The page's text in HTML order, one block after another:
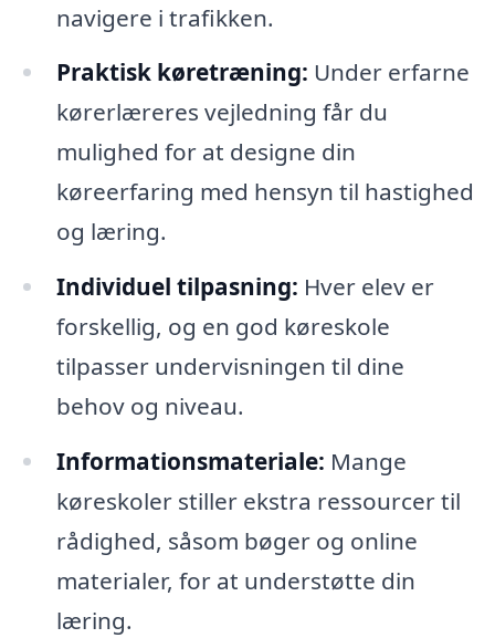
navigere i trafikken.
Praktisk køretræning: Under erfarne
kørerlæreres vejledning får du
mulighed for at designe din
køreerfaring med hensyn til hastighed
og læring.
Individuel tilpasning: Hver elev er
forskellig, og en god køreskole
tilpasser undervisningen til dine
behov og niveau.
Informationsmateriale: Mange
køreskoler stiller ekstra ressourcer til
rådighed, såsom bøger og online
materialer, for at understøtte din
læring.